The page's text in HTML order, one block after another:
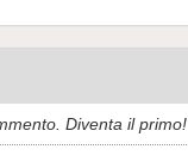
Diventa il primo!